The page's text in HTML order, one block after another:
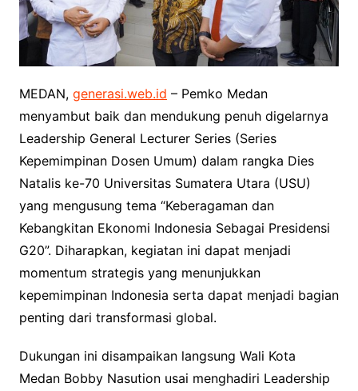
MEDAN, generasi.web.id – Pemko Medan
menyambut baik dan mendukung penuh digelarnya
Leadership General Lecturer Series (Series
Kepemimpinan Dosen Umum) dalam rangka Dies
Natalis ke-70 Universitas Sumatera Utara (USU)
yang mengusung tema “Keberagaman dan
Kebangkitan Ekonomi Indonesia Sebagai Presidensi
G20”. Diharapkan, kegiatan ini dapat menjadi
momentum strategis yang menunjukkan
kepemimpinan Indonesia serta dapat menjadi bagian
penting dari transformasi global.
Dukungan ini disampaikan langsung Wali Kota
Medan Bobby Nasution usai menghadiri Leadership